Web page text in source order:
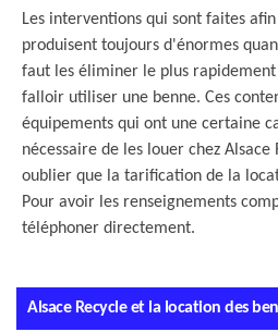
Les interventions qui sont faites
produisent toujours d'énormes
faut les éliminer le plus rapidement
falloir utiliser une benne. Ces
équipements qui ont une certaine
nécessaire de les louer chez
oublier que la tarification de la
Pour avoir les renseignements
téléphoner directement.
Alsace Recycle et la location des